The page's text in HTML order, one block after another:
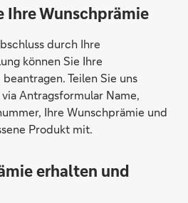
deutsche Sporthilfe
Ihre Wunschprämie
durch Ihre
können Sie Ihre
Teilen Sie uns
Antragsformular Name,
Ihre Wunschprämie und
Produkt mit.
erhalten und